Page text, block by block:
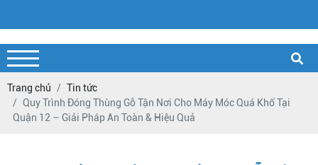
Trang chủ
Tin tức
Quy Trình Đóng Thùng Gỗ Tận Nơi Cho Máy Móc Quá Khổ Tại
Quận 12 – Giải Pháp An Toàn & Hiệu Quả